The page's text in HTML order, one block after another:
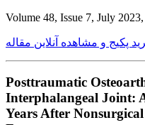
Volume 48, Issue 7, July
پکیج و مشاهده آنلاین مقاله
Posttraumatic
Interphalangeal Joint:
Years After